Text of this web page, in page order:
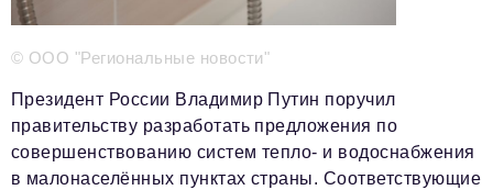
reklama@business-magazine.online
podpiska@business-magazine.online
Отдел по работе с партнерами
partner@business-magazine.online
© ООО "Региональные новости"
Президент России Владимир Путин поручил
правительству разработать предложения по
совершенствованию систем тепло- и водоснабжения
в малонаселённых пунктах страны. Соответствующие